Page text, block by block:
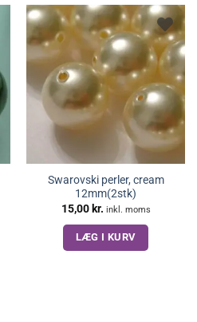
Swarovski perler, cream
12mm(2stk)
15,00 kr. inkl. moms
LÆG I KURV